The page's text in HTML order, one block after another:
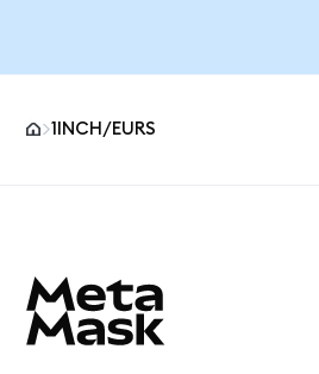
1INCH/EURS